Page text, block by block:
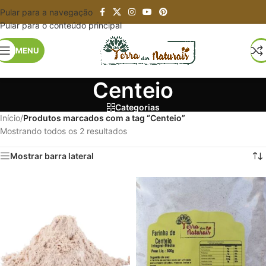
Pular para a navegação
Pular para o conteúdo principal
MENU
Centeio
Categorias
Início/Produtos marcados com a tag “Centeio”
Mostrando todos os 2 resultados
Mostrar barra lateral